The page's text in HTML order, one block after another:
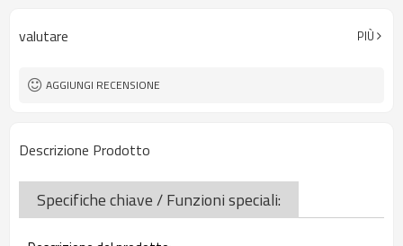
valutare PIÙ
AGGIUNGI RECENSIONE
Descrizione Prodotto
Specifiche chiave / Funzioni speciali: